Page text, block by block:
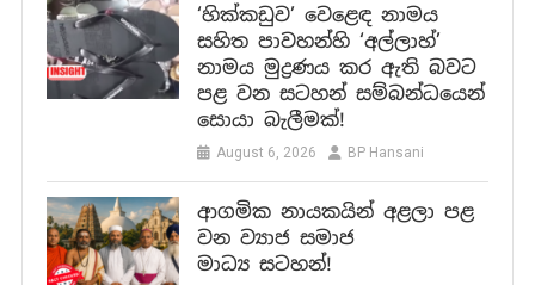
‘හික්කඩුව’ වෙළෙඳ නාමය
සහිත පාවහන්හි ‘අල්ලාහ්’
නාමය මුද්‍රණය කර ඇති බවට
පළ වන සටහන් සම්බන්ධයෙන්
සොයා බැලීමක්!
August 6, 2026 BP Hansani
ආගමික නායකයින් අළලා පළ
වන ව්‍යාජ සමාජ
මාධ්‍ය සටහන්!